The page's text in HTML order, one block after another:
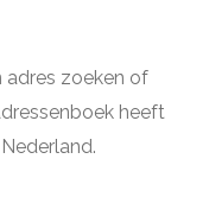
zoeken of
heeft